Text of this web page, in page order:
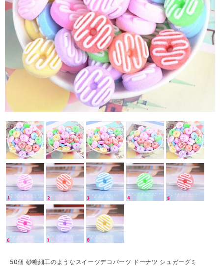
50個 砂糖細工のようなスイーツデコパーツ ドーナツ シュガーグミ